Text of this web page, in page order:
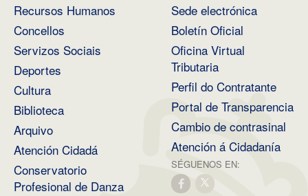
Recursos Humanos
Concellos
Servizos Sociais
Deportes
Cultura
Biblioteca
Arquivo
Atención Cidadá
Conservatorio
Profesional de Danza
Sede electrónica
Boletín Oficial
Oficina Virtual
Tributaria
Perfil do Contratante
Portal de Transparencia
Cambio de contrasinal
Atención á Cidadanía
SÉGUENOS EN: